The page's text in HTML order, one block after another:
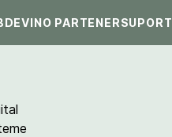
DEVINO PARTENERSUPORT